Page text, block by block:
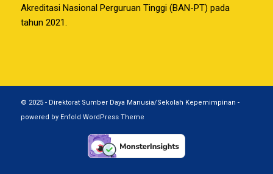
Akreditasi Nasional Perguruan Tinggi (BAN-PT) pada
tahun 2021.
© 2025 - Direktorat Sumber Daya Manusia/Sekolah Kepemimpinan -
powered by Enfold WordPress Theme